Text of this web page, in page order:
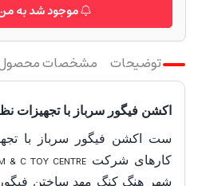
موجود شد به
توضیحات مشخصات
اکشن فیگور سرباز با تجهیزات
ست اکشن فیگور سرباز با
کارهای شرکت& C TOY CENTRE
شهر هنگ کنگ مهد ساختن فیگور